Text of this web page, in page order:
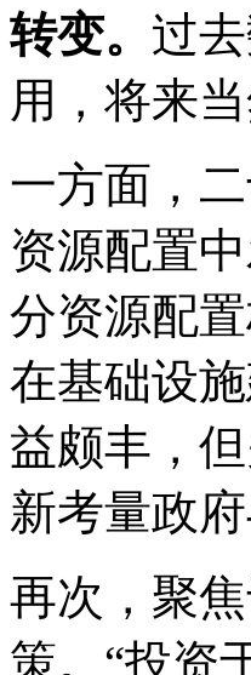
转变。 过
用，将来
一方面，
资源配置
分资源配
在基础设
益颇丰，
新考量政
再次，聚
策。“投资